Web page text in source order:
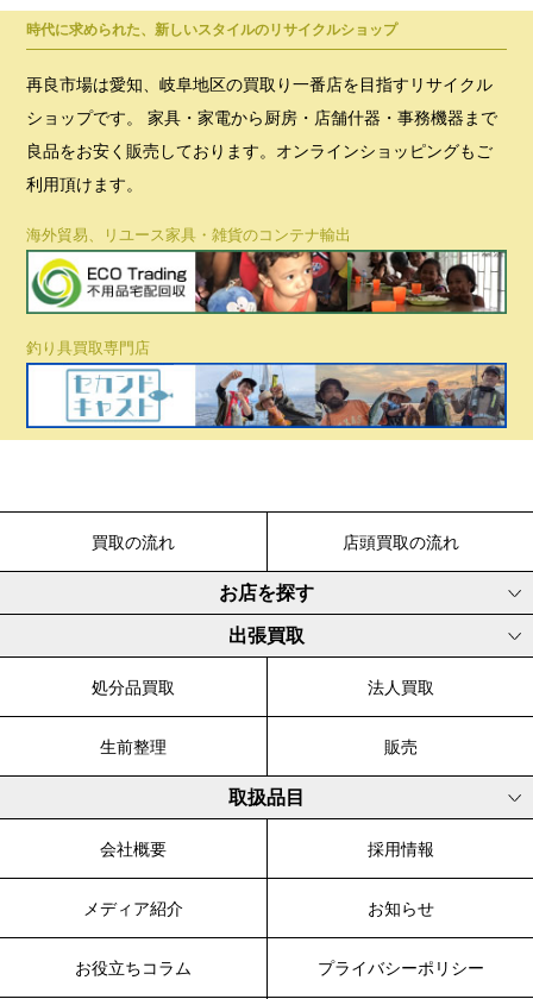
時代に求められた、新しいスタイルのリサイクルショップ
再良市場は愛知、岐阜地区の買取り一番店を目指すリサイクル
ショップです。 家具・家電から厨房・店舗什器・事務機器まで
良品をお安く販売しております。オンラインショッピングもご
利用頂けます。
海外貿易、リユース家具・雑貨のコンテナ輸出
釣り具買取専門店
買取の流れ 店頭買取の流れ
お店を探す
出張買取
処分品買取 法人買取
生前整理 販売
取扱品目
会社概要 採用情報
メディア紹介 お知らせ
お役立ちコラム プライバシーポリシー